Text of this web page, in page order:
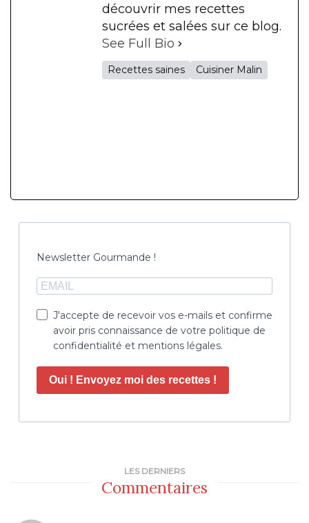
découvrir mes recettes
sucrées et salées sur ce blog.
See Full Bio
Recettes saines Cuisiner Malin
Newsletter Gourmande !
J'accepte de recevoir vos e-mails et confirme
avoir pris connaissance de votre politique de
confidentialité et mentions légales.
Oui ! Envoyez moi des recettes !
LES DERNIERS
Commentaires